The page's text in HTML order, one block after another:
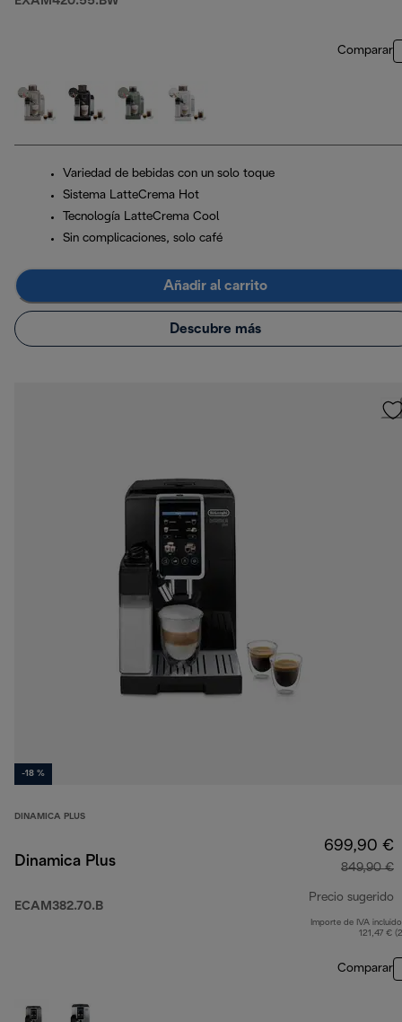
Comparar
Variedad de bebidas con un solo toque
Sistema LatteCrema Hot
Tecnología LatteCrema Cool
Sin complicaciones, solo café
Añadir al carrito
Descubre más
-18 %
DINAMICA PLUS
Dinamica Plus
ECAM382.70.B
699,90 €
849,90 €
Precio sugerido
Importe de IVA
121,47 €
Comparar